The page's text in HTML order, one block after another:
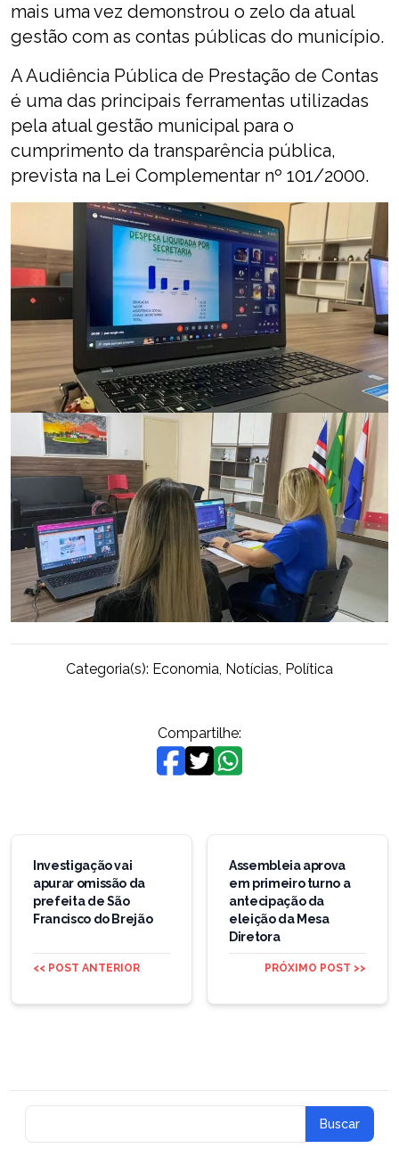
mais uma vez demonstrou o zelo da atual
gestão com as contas públicas do município.
A Audiência Pública de Prestação de Contas
é uma das principais ferramentas utilizadas
pela atual gestão municipal para o
cumprimento da transparência pública,
prevista na Lei Complementar nº 101/2000.
Categoria(s): Economia, Notícias, Política
Compartilhe:
Navegação
Post
Investigação vai
apurar omissão da
prefeita de São
Francisco do Brejão
<< POST ANTERIOR
Assembleia aprova
em primeiro turno a
antecipação da
eleição da Mesa
Diretora
PRÓXIMO POST >>